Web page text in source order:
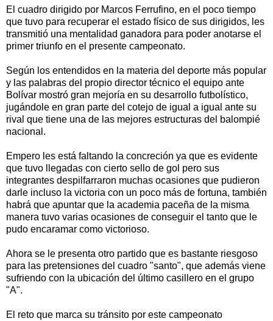
El cuadro dirigido por Marcos Ferrufino, en el poco tiempo
que tuvo para recuperar el estado físico de sus dirigidos, les
transmitió una mentalidad ganadora para poder anotarse el
primer triunfo en el presente campeonato.
Según los entendidos en la materia del deporte más popular
y las palabras del propio director técnico el equipo ante
Bolívar mostró gran mejoría en su desarrollo futbolístico,
jugándole en gran parte del cotejo de igual a igual ante su
rival que tiene una de las mejores estructuras del balompié
nacional.
Empero les está faltando la concreción ya que es evidente
que tuvo llegadas con cierto sello de gol pero sus
integrantes despilfarraron muchas ocasiones que pudieron
darle incluso la victoria con un poco más de fortuna, también
habrá que apuntar que la academia paceña de la misma
manera tuvo varias ocasiones de conseguir el tanto que le
pudo encaramar como victorioso.
Ahora se le presenta otro partido que es bastante riesgoso
para las pretensiones del cuadro "santo", que además viene
sufriendo con la ubicación del último casillero en el grupo
"A".
El reto que marca su tránsito por este campeonato